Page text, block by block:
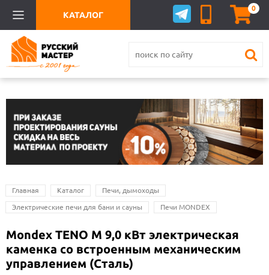
0
КАТАЛОГ
Главная Каталог Печи, дымоходы
Электрические печи для бани и сауны Печи MONDEX
Mondex TENO M 9,0 кВт электрическая
каменка со встроенным механическим
управлением (Сталь)